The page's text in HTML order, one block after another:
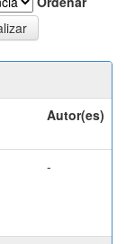
Autor(es)
-